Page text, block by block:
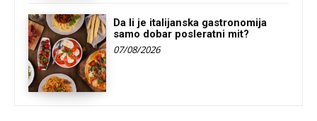
Da li je italijanska gastronomija
samo dobar posleratni mit?
07/08/2026